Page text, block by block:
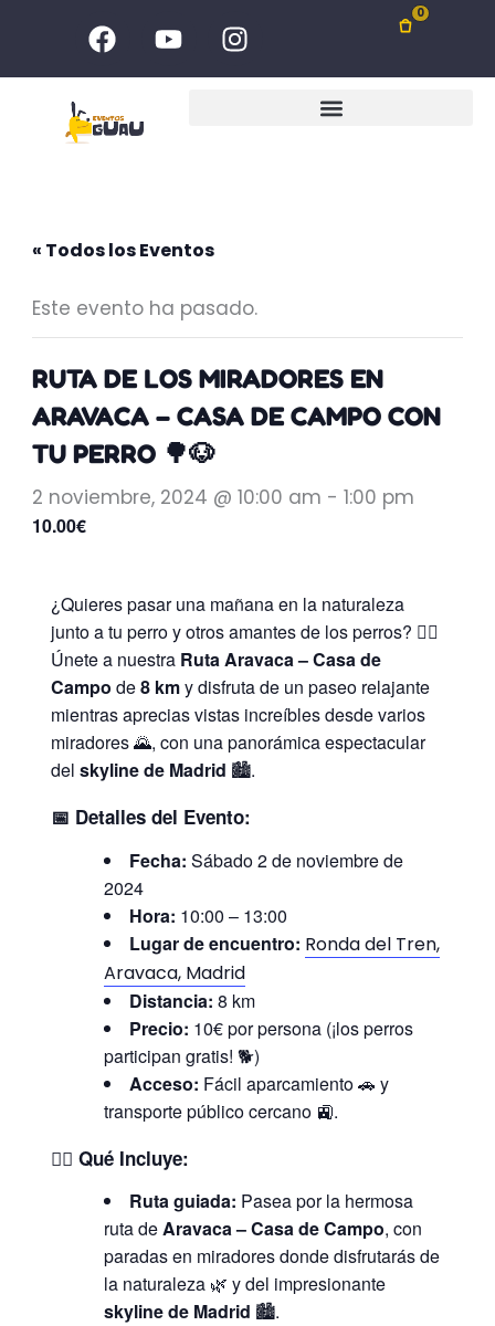
contenido
F
a
c
e
b
Y
o
u
I
n
s
0
« Todos los Eventos
Este evento ha pasado.
RUTA DE LOS MIRADORES EN
ARAVACA – CASA DE CAMPO CON
TU PERRO 🌳🐶
2 noviembre, 2024 @ 10:00 am -1:00 pm
10.00€
¿Quieres pasar una mañana en la naturaleza
junto a tu perro y otros amantes de los perros? 🐕‍🦺
Únete a nuestra Ruta Aravaca – Casa de
Campo de8 kmy disfruta de un paseo relajante
mientras aprecias vistas increíbles desde varios
miradores 🌄, con una panorámica espectacular
delskyline de Madrid 🏙️.
📅 Detalles del Evento:
Fecha: Sábado 2 de noviembre de
2024
Hora: 10:00 – 13:00
Lugar de encuentro: Ronda del Tren,
Aravaca, Madrid
Distancia: 8 km
Precio: 10€ por persona (¡los perros
participan gratis! 🐕)
Acceso: Fácil aparcamiento 🚗 y
transporte público cercano 🚉.
🐕‍🦺Qué Incluye:
Ruta guiada: Pasea por la hermosa
ruta deAravaca – Casa de Campo, con
paradas en miradores donde disfrutarás de
la naturaleza 🌿 y del impresionante
skyline de Madrid 🏙️.